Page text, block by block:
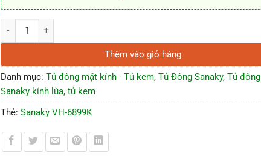
Tủ đông Sanaky VH-6899K, mặt kính cong 450 lít dàn đồng số lượng
Thêm vào giỏ hàng
Danh mục: Tủ đông mặt kính - Tủ kem, Tủ Đông Sanaky, Tủ đông
Sanaky kính lùa, tủ kem
Thẻ: Sanaky VH-6899K